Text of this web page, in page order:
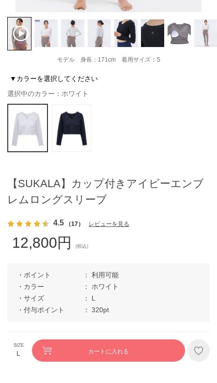
モデル 身長：171cm 着用サイズ：S
▼カラーを選択してください
選択中のカラー：ホワイト
【SUKALA】カップ付きアイビーエンブ
レムロングスリーブ
4.5 （17） レビューを見る
12,800円 (税込)
ポイント
利用可能
カラー
ホワイト
サイズ
L
付与ポイント
320pt
L カートに入れる